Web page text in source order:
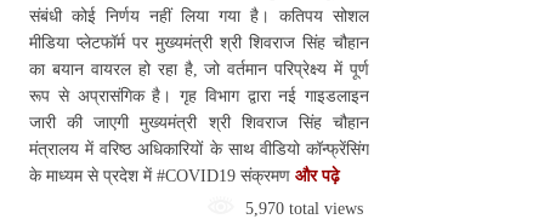
संबंधी कोई निर्णय नहीं लिया गया है। कतिपय सोशल
मीडिया प्लेटफॉर्म पर मुख्यमंत्री श्री शिवराज सिंह चौहान
का बयान वायरल हो रहा है, जो वर्तमान परिप्रेक्ष्य में पूर्ण
रूप से अप्रासंगिक है। गृह विभाग द्वारा नई गाइडलाइन
जारी की जाएगी मुख्यमंत्री श्री शिवराज सिंह चौहान
मंत्रालय में वरिष्ठ अधिकारियों के साथ वीडियो कॉन्फ्रेंसिंग
के माध्यम से प्रदेश में #COVID19 संक्रमण और पढ़े
5,970 total views